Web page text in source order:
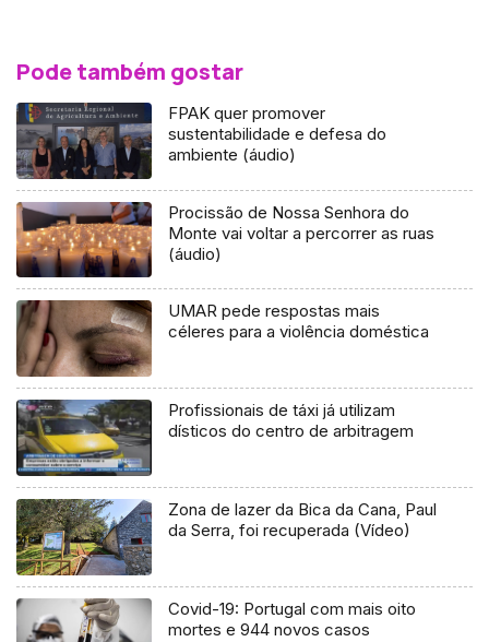
Pode também gostar
FPAK quer promover
sustentabilidade e defesa do
ambiente (áudio)
Procissão de Nossa Senhora do
Monte vai voltar a percorrer as ruas
(áudio)
UMAR pede respostas mais
céleres para a violência doméstica
Profissionais de táxi já utilizam
dísticos do centro de arbitragem
Zona de lazer da Bica da Cana, Paul
da Serra, foi recuperada (Vídeo)
Covid-19: Portugal com mais oito
mortes e 944 novos casos